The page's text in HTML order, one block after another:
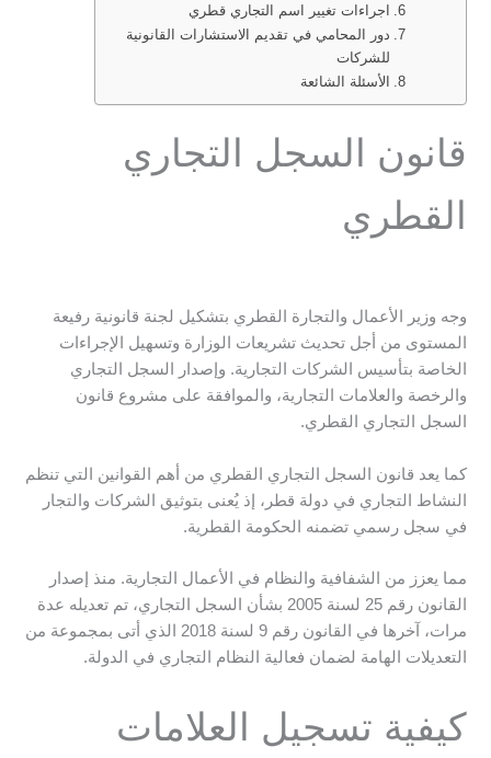
اجراءات تغيير اسم التجاري قطري
دور المحامي في تقديم الاستشارات القانونية
للشركات
الأسئلة الشائعة
قانون السجل التجاري
القطري
وجه وزير الأعمال والتجارة القطري بتشكيل لجنة قانونية رفيعة
المستوى من أجل تحديث تشريعات الوزارة وتسهيل الإجراءات
الخاصة بتأسيس الشركات التجارية. وإصدار السجل التجاري
والرخصة والعلامات التجارية، والموافقة على مشروع قانون
السجل التجاري القطري.
كما يعد قانون السجل التجاري القطري من أهم القوانين التي تنظم
النشاط التجاري في دولة قطر، إذ يُعنى بتوثيق الشركات والتجار
في سجل رسمي تضمنه الحكومة القطرية.
مما يعزز من الشفافية والنظام في الأعمال التجارية. منذ إصدار
القانون رقم 25 لسنة 2005 بشأن السجل التجاري، تم تعديله عدة
مرات، آخرها في القانون رقم 9 لسنة 2018 الذي أتى بمجموعة من
التعديلات الهامة لضمان فعالية النظام التجاري في الدولة​.
كيفية تسجيل العلامات